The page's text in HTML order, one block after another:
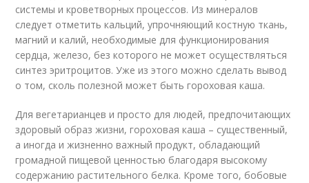
системы и кроветворных процессов. Из минералов
следует отметить кальций, упрочняющий костную ткань,
магний и калий, необходимые для функционирования
сердца, железо, без которого не может осуществляться
синтез эритроцитов. Уже из этого можно сделать вывод
о том, сколь полезной может быть гороховая каша.
Для вегетарианцев и просто для людей, предпочитающих
здоровый образ жизни, гороховая каша – существенный,
а иногда и жизненно важный продукт, обладающий
громадной пищевой ценностью благодаря высокому
содержанию растительного белка. Кроме того, бобовые